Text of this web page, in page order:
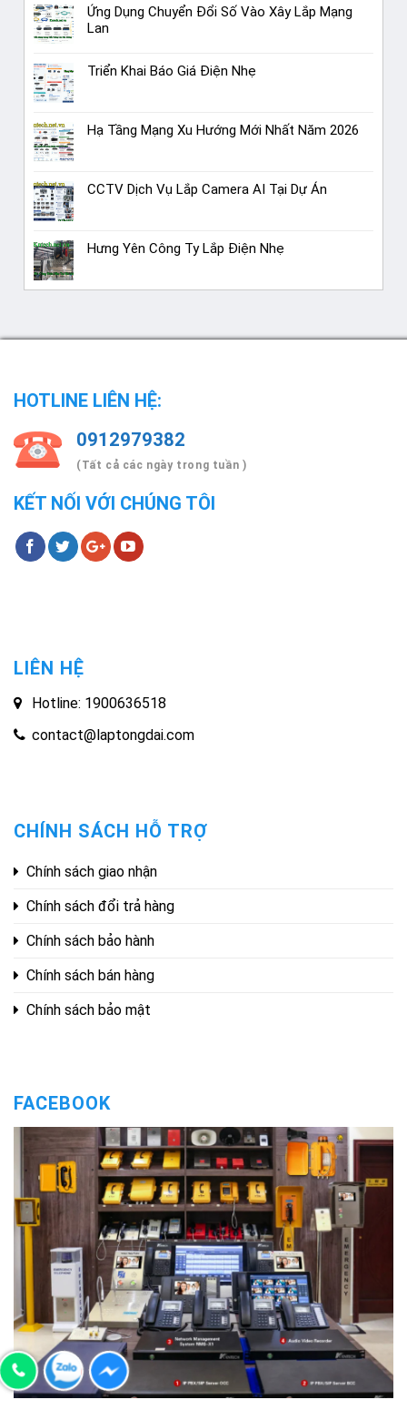
Ứng Dụng Chuyển Đổi Số Vào Xây Lắp Mạng
Lan
Triển Khai Báo Giá Điện Nhẹ
Hạ Tầng Mạng Xu Hướng Mới Nhất Năm 2026
CCTV Dịch Vụ Lắp Camera AI Tại Dự Án
Hưng Yên Công Ty Lắp Điện Nhẹ
HOTLINE LIÊN HỆ:
0912979382
(Tất cả các ngày trong tuần )
KẾT NỐI VỚI CHÚNG TÔI
LIÊN HỆ
Hotline: 1900636518
contact@laptongdai.com
CHÍNH SÁCH HỖ TRỢ
Chính sách giao nhận
Chính sách đổi trả hàng
Chính sách bảo hành
Chính sách bán hàng
Chính sách bảo mật
FACEBOOK